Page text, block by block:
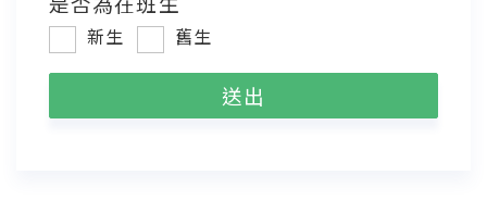
新生 舊生